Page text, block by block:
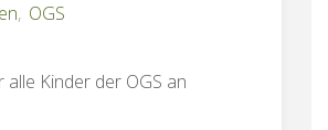
, OGS
Kinder der OGS an